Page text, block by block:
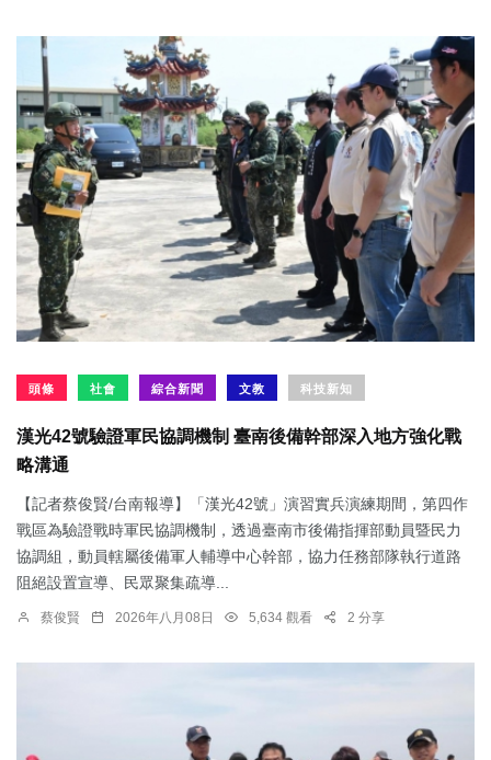
頭條 社會 綜合新聞 文教 科技新知
漢光42號驗證軍民協調機制 臺南後備幹部深入地方強化戰
略溝通
【記者蔡俊賢/台南報導】「漢光42號」演習實兵演練期間，第四作
戰區為驗證戰時軍民協調機制，透過臺南市後備指揮部動員暨民力
協調組，動員轄屬後備軍人輔導中心幹部，協力任務部隊執行道路
阻絕設置宣導、民眾聚集疏導...
蔡俊賢 2026年八月08日 5,634 觀看 2 分享